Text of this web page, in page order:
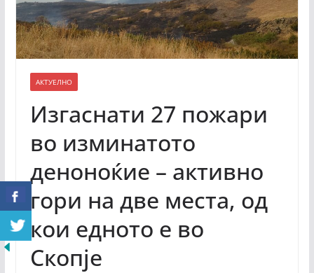
АКТУЕЛНО
Изгаснати 27 пожари
во изминатото
деноноќие – активно
гори на две места, од
кои едното е во
Скопје